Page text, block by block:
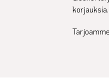
korjauksia.